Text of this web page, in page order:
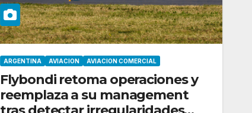
ARGENTINA AVIACION AVIACION COMERCIAL
Flybondi retoma operaciones y
reemplaza a su management